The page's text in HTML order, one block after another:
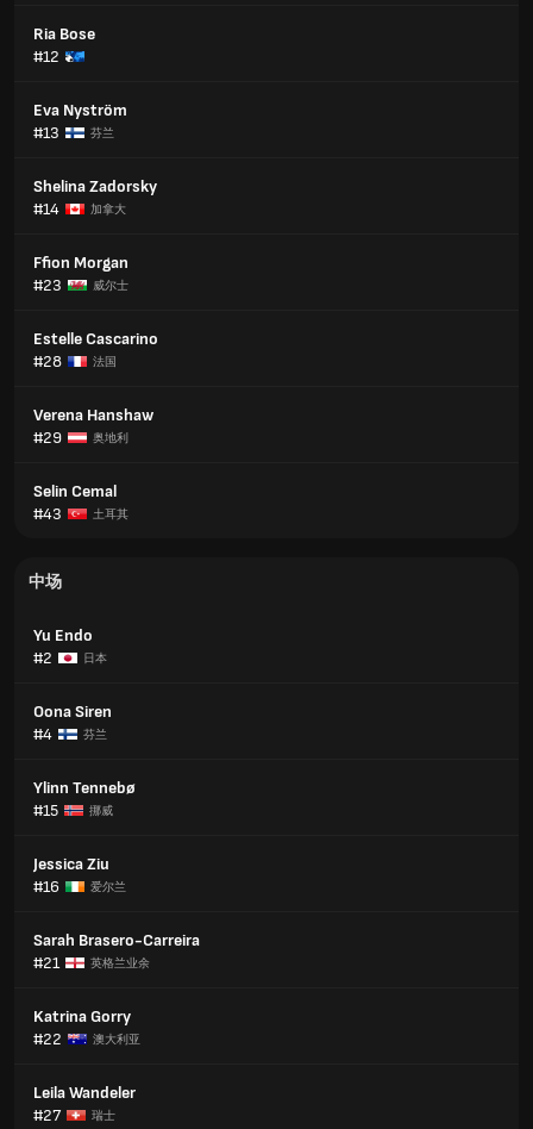
Ria Bose
#12
Eva Nyström
#13
芬兰
Shelina Zadorsky
#14
加拿大
Ffion Morgan
#23
威尔士
Estelle Cascarino
#28
法国
Verena Hanshaw
#29
奥地利
Selin Cemal
#43
土耳其
中场
Yu Endo
#2
日本
Oona Siren
#4
芬兰
Ylinn Tennebø
#15
挪威
Jessica Ziu
#16
爱尔兰
Sarah Brasero-Carreira
#21
英格兰业余
Katrina Gorry
#22
澳大利亚
Leila Wandeler
#27
瑞士